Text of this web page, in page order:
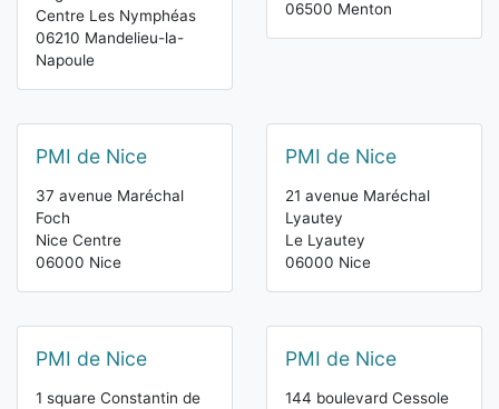
Centre Les Nymphéas
06210 Mandelieu-la-
Napoule
06500 Menton
PMI de Nice
37 avenue Maréchal
Foch
Nice Centre
06000 Nice
PMI de Nice
21 avenue Maréchal
Lyautey
Le Lyautey
06000 Nice
PMI de Nice
1 square Constantin de
PMI de Nice
144 boulevard Cessole